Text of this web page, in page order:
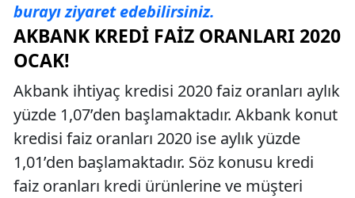
burayı ziyaret edebilirsiniz.
AKBANK KREDI FAIZ ORANLARI 2020
OCAK!
Akbank ihtiyaç kredisi 2020 faiz oranları aylık
yüzde 1,07’den başlamaktadır. Akbank konut
kredisi faiz oranları 2020 ise aylık yüzde
1,01’den başlamaktadır. Söz konusu kredi
faiz oranları kredi ürünlerine ve müşteri